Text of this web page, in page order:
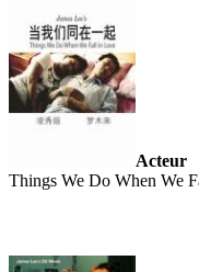
Acteur
Things We Do When We